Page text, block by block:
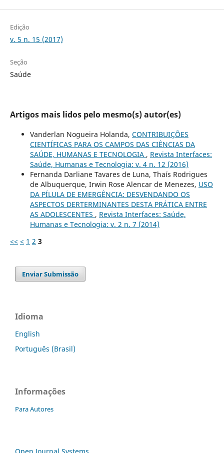
Edição
v. 5 n. 15 (2017)
Seção
Saúde
Artigos mais lidos pelo mesmo(s) autor(es)
Vanderlan Nogueira Holanda, CONTRIBUIÇÕES
CIENTÍFICAS PARA OS CAMPOS DAS CIÊNCIAS DA
SAÚDE, HUMANAS E TECNOLOGIA , Revista Interfaces:
Saúde, Humanas e Tecnologia: v. 4 n. 12 (2016)
Fernanda Darliane Tavares de Luna, Thaís Rodrigues
de Albuquerque, Irwin Rose Alencar de Menezes, USO
DA PÍLULA DE EMERGÊNCIA: DESVENDANDO OS
ASPECTOS DERTERMINANTES DESTA PRÁTICA ENTRE
AS ADOLESCENTES , Revista Interfaces: Saúde,
Humanas e Tecnologia: v. 2 n. 7 (2014)
<< < 1 2 3
Enviar Submissão
Idioma
English
Português (Brasil)
Informações
Para Autores